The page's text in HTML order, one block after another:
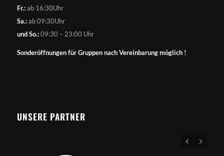
Fr.:ab 16:30Uhr
Sa.:ab 09:30Uhr
und So.:09:30 – 23:00 Uhr
Sonderöffnungen für Gruppen nach Vereinbarung möglich !
UNSERE PARTNER